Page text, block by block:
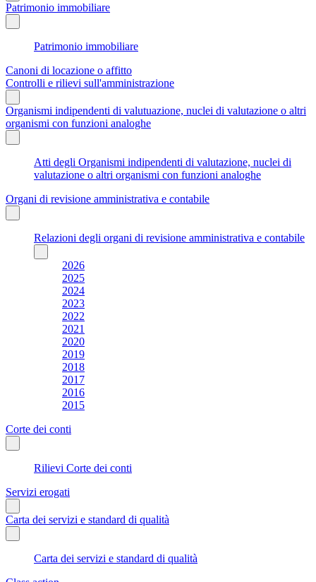
Patrimonio immobiliare
Patrimonio immobiliare
Canoni di locazione o affitto
Controlli e rilievi sull'amministrazione
Organismi indipendenti di valutuazione, nuclei di valutazione o altri
organismi con funzioni analoghe
Atti degli Organismi indipendenti di valutazione, nuclei di
valutazione o altri organismi con funzioni analoghe
Organi di revisione amministrativa e contabile
Relazioni degli organi di revisione amministrativa e contabile
2026
2025
2024
2023
2022
2021
2020
2019
2018
2017
2016
2015
Corte dei conti
Rilievi Corte dei conti
Servizi erogati
Carta dei servizi e standard di qualità
Carta dei servizi e standard di qualità